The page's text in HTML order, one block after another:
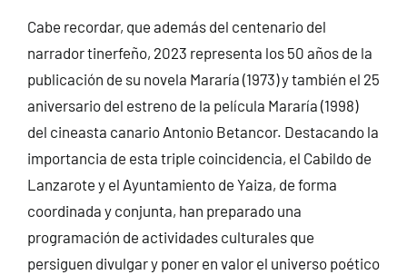
Cabe recordar, que además del centenario del
narrador tinerfeño, 2023 representa los 50 años de la
publicación de su novela Mararía (1973) y también el 25
aniversario del estreno de la película Mararía (1998)
del cineasta canario Antonio Betancor. Destacando la
importancia de esta triple coincidencia, el Cabildo de
Lanzarote y el Ayuntamiento de Yaiza, de forma
coordinada y conjunta, han preparado una
programación de actividades culturales que
persiguen divulgar y poner en valor el universo poético